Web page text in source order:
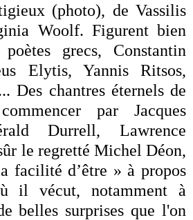
(photo), de Vassilis
Woolf. Figurent bien
grecs, Constantin
Elytis, Yannis Ritsos,
Des chantres éternels de
par Jacques
Durrell, Lawrence
le regretté Michel Déon,
facilité d’être » à propos
il vécut, notamment à
belles surprises que l'on